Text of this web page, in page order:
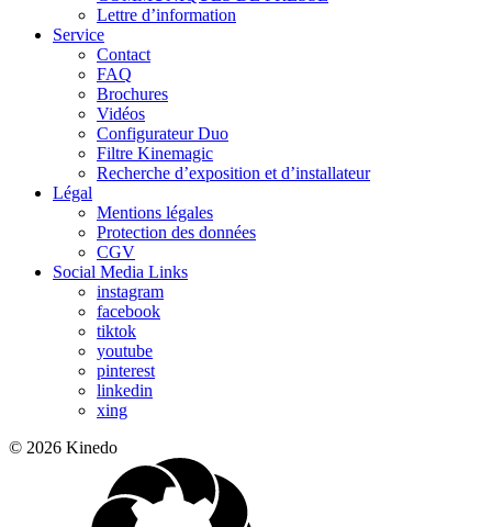
Lettre d’information
Service
Contact
FAQ
Brochures
Vidéos
Configurateur Duo
Filtre Kinemagic
Recherche d’exposition et d’installateur
Légal
Mentions légales
Protection des données
CGV
Social Media Links
instagram
facebook
tiktok
youtube
pinterest
linkedin
xing
© 2026 Kinedo